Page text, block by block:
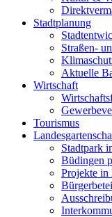
Stadtplanung
Straßen-
Aktuelle
Wirtschaft
Tourismus
Stadtpark
Büdingen
Projekte in